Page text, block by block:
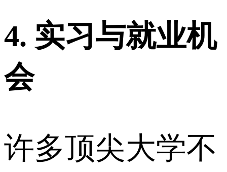
4. 实习与就业机
会
许多顶尖大学不